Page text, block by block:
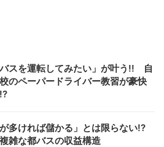
バスを運転してみたい」が叶う!! 自
のペーパードライバー教習が豪快
が多ければ儲かる」とは限らない!?
雑な都バスの収益構造